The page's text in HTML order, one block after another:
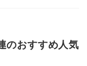
のおすすめ人気